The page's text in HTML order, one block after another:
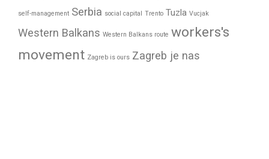
self-management Serbia social capital Trento Tuzla Vucjak
Western Balkans Western Balkans route workers's
movement Zagreb is ours Zagreb je nas